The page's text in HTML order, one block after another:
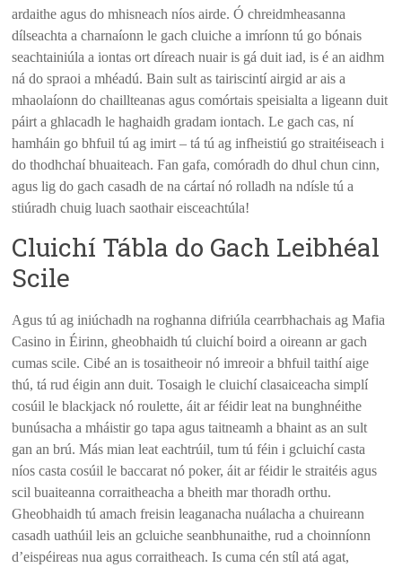
ardaithe agus do mhisneach níos airde. Ó chreidmheasanna
dílseachta a charnaíonn le gach cluiche a imríonn tú go bónais
seachtainiúla a iontas ort díreach nuair is gá duit iad, is é an aidhm
ná do spraoi a mhéadú. Bain sult as tairiscintí airgid ar ais a
mhaolaíonn do chaillteanas agus comórtais speisialta a ligeann duit
páirt a ghlacadh le haghaidh gradam iontach. Le gach cas, ní
hamháin go bhfuil tú ag imirt – tá tú ag infheistiú go straitéiseach i
do thodhchaí bhuaiteach. Fan gafa, comóradh do dhul chun cinn,
agus lig do gach casadh de na cártaí nó rolladh na ndísle tú a
stiúradh chuig luach saothair eisceachtúla!
Cluichí Tábla do Gach Leibhéal
Scile
Agus tú ag iniúchadh na roghanna difriúla cearrbhachais ag Mafia
Casino in Éirinn, gheobhaidh tú cluichí boird a oireann ar gach
cumas scile. Cibé an is tosaitheoir nó imreoir a bhfuil taithí aige
thú, tá rud éigin ann duit. Tosaigh le cluichí clasaiceacha simplí
cosúil le blackjack nó roulette, áit ar féidir leat na bunghnéithe
bunúsacha a mháistir go tapa agus taitneamh a bhaint as an sult
gan an brú. Más mian leat eachtrúil, tum tú féin i gcluichí casta
níos casta cosúil le baccarat nó poker, áit ar féidir le straitéis agus
scil buaiteanna corraitheacha a bheith mar thoradh orthu.
Gheobhaidh tú amach freisin leaganacha nuálacha a chuireann
casadh uathúil leis an gcluiche seanbhunaithe, rud a choinníonn
d’eispéireas nua agus corraitheach. Is cuma cén stíl atá agat,